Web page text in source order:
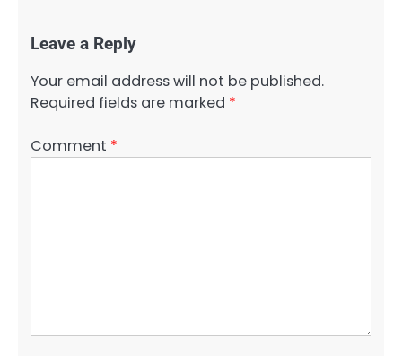
Leave a Reply
Your email address will not be published.
Required fields are marked *
Comment *